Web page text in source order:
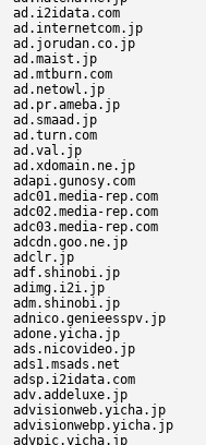
ad.i2idata.com
ad.internetcom.jp
ad.jorudan.co.jp
ad.maist.jp
ad.mtburn.com
ad.netowl.jp
ad.pr.ameba.jp
ad.smaad.jp
ad.turn.com
ad.val.jp
ad.xdomain.ne.jp
adapi.gunosy.com
adc01.media-rep.com
adc02.media-rep.com
adc03.media-rep.com
adcdn.goo.ne.jp
adclr.jp
adf.shinobi.jp
adimg.i2i.jp
adm.shinobi.jp
adnico.genieesspv.jp
adone.yicha.jp
ads.nicovideo.jp
ads1.msads.net
adsp.i2idata.com
adv.addeluxe.jp
advisionweb.yicha.jp
advisionwebp.yicha.jp
advpic.yicha.jp